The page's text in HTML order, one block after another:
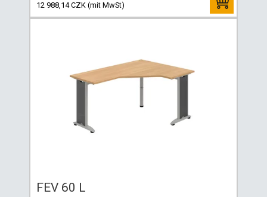
12 988,14 CZK (mit MwSt)
FEV 60 L